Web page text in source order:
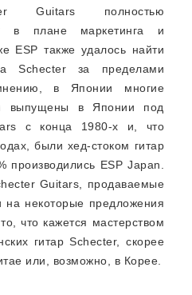
Guitars полностью
в плане маркетинга и
ESP также удалось найти
Schecter за пределами
в Японии многие
выпущены в Японии под
с конца 1980-х и, что
были хед-стоком гитар
ESP Japan.
Guitars, продаваемые
некоторые предложения
что кажется мастерством
гитар Schecter, скорее
или, возможно, в Корее.